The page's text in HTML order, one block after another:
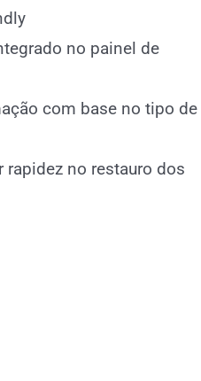
no painel de
com base no tipo de
rapidez no restauro dos